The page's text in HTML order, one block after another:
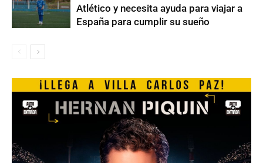
Atlético y necesita ayuda para viajar a
España para cumplir su sueño